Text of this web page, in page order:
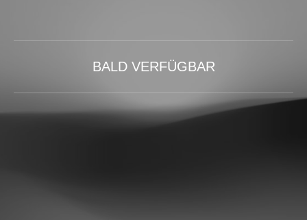
BALD VERFÜGBAR